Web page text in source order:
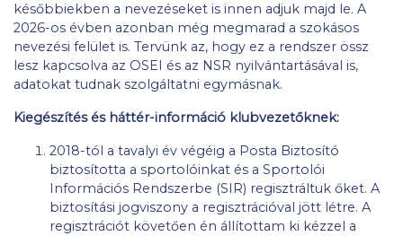
későbbiekben a nevezéseket is innen adjuk majd le. A
2026-os évben azonban még megmarad a szokásos
nevezési felület is. Tervünk az, hogy ez a rendszer össz
lesz kapcsolva az OSEI és az NSR nyilvántartásával is,
adatokat tudnak szolgáltatni egymásnak.
Kiegészítés és háttér-információ klubvezetőknek:
2018-tól a tavalyi év végéig a Posta Biztosító
biztosította a sportolóinkat és a Sportolói
Információs Rendszerbe (SIR) regisztráltuk őket. A
biztosítási jogviszony a regisztrációval jött létre. A
regisztrációt követően én állítottam ki kézzel a